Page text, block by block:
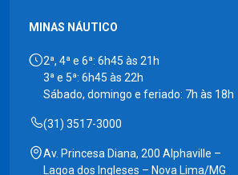
MINAS NÁUTICO
2ª, 4ª e 6ª: 6h45 às 21h
3ª e 5ª: 6h45 às 22h
Sábado, domingo e feriado: 7h às 18h
(31) 3517-3000
Av. Princesa Diana, 200 Alphaville –
Lagoa dos Ingleses – Nova Lima/MG